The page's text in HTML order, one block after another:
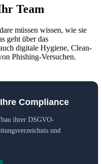
Team
müssen wissen, wie sie
geht über das
digitale Hygiene, Clean-
Phishing-Versuchen.
Compliance
ihrer DSGVO-
und